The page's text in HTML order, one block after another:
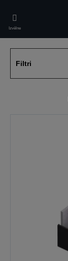
main
content
Izvēlne
Filtri